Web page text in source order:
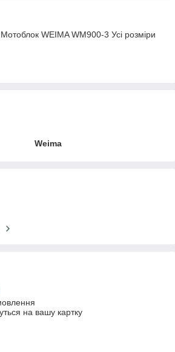
WEIMA WM900-3 Усі розміри
Weima
на вашу картку